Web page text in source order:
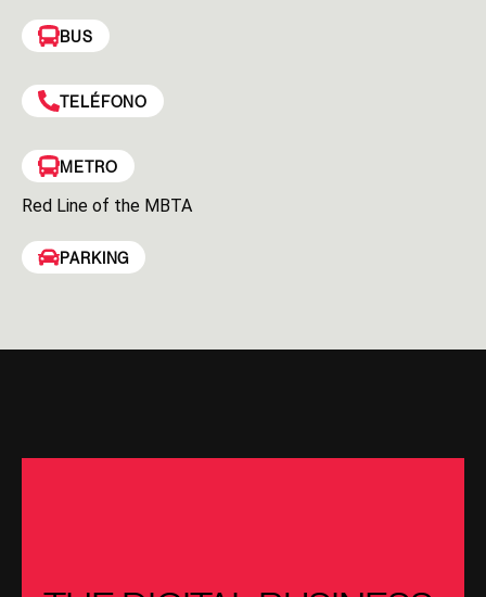
BUS
TELÉFONO
METRO
Red Line of the MBTA
PARKING